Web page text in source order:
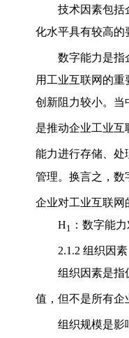
技术因素包括
化水平具有较高的
数字能力是指
用工业互联网的
创新阻力较小。当
是推动企业工业互
能力进行存储、处
管理。换言之，数
企业对工业互联网
H1 ：数字能
2.1.2 组织因素
组织因素是指
值，但不是所有企
组织规模是影